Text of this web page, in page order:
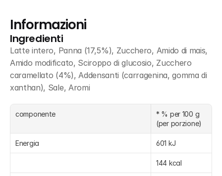
Informazioni
Ingredienti
Latte intero, Panna (17,5%), Zucchero, Amido di mais,
Amido modificato, Sciroppo di glucosio, Zucchero
caramellato (4%), Addensanti (carragenina, gomma di
xanthan), Sale, Aromi
componente
* % per 100 g
(per porzione)
Energia 601 kJ
144 kcal